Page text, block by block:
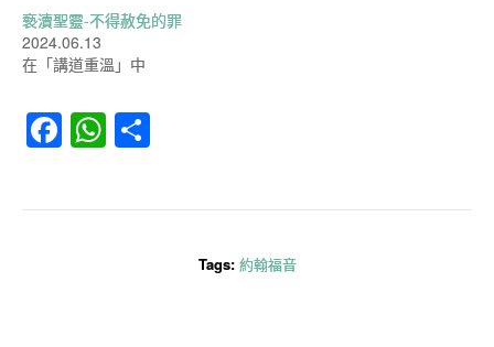
䙝瀆聖靈-不得赦免的罪
2024.06.13
在「講道重溫」中
Facebook
WhatsApp
Tags: 約翰福音